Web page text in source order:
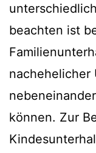
beachten ist
nachehelicher
können. Zur